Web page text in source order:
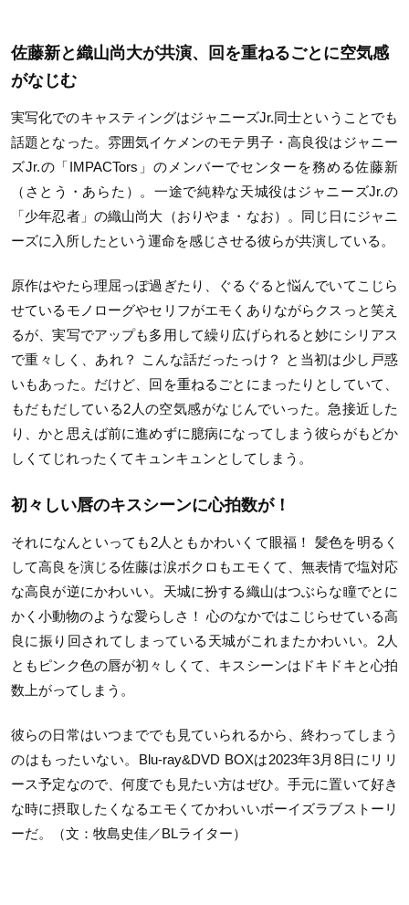
佐藤新と織山尚大が共演、回を重ねるごとに空気感
がなじむ
実写化でのキャスティングはジャニーズJr.同士ということでも
話題となった。雰囲気イケメンのモテ男子・高良役はジャニー
ズJr.の「IMPACTors」のメンバーでセンターを務める佐藤新
（さとう・あらた）。一途で純粋な天城役はジャニーズJr.の
「少年忍者」の織山尚大（おりやま・なお）。同じ日にジャニ
ーズに入所したという運命を感じさせる彼らが共演している。
原作はやたら理屈っぽ過ぎたり、ぐるぐると悩んでいてこじら
せているモノローグやセリフがエモくありながらクスっと笑え
るが、実写でアップも多用して繰り広げられると妙にシリアス
で重々しく、あれ？ こんな話だったっけ？ と当初は少し戸惑
いもあった。だけど、回を重ねるごとにまったりとしていて、
もだもだしている2人の空気感がなじんでいった。急接近した
り、かと思えば前に進めずに臆病になってしまう彼らがもどか
しくてじれったくてキュンキュンとしてしまう。
初々しい唇のキスシーンに心拍数が！
それになんといっても2人ともかわいくて眼福！ 髪色を明るく
して高良を演じる佐藤は涙ボクロもエモくて、無表情で塩対応
な高良が逆にかわいい。天城に扮する織山はつぶらな瞳でとに
かく小動物のような愛らしさ！ 心のなかではこじらせている高
良に振り回されてしまっている天城がこれまたかわいい。2人
ともピンク色の唇が初々しくて、キスシーンはドキドキと心拍
数上がってしまう。
彼らの日常はいつまででも見ていられるから、終わってしまう
のはもったいない。Blu-ray&DVD BOXは2023年3月8日にリリ
ース予定なので、何度でも見たい方はぜひ。手元に置いて好き
な時に摂取したくなるエモくてかわいいボーイズラブストーリ
ーだ。（文：牧島史佳／BLライター）